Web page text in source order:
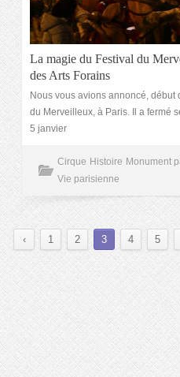
La magie du Festival du
des Arts Forains
Nous vous avions annoncé, début
du Merveilleux, à Paris. Il a fermé
5 janvier
Cirque Histoire Monument
Vie parisienne
‹ 1 2 3 4 5